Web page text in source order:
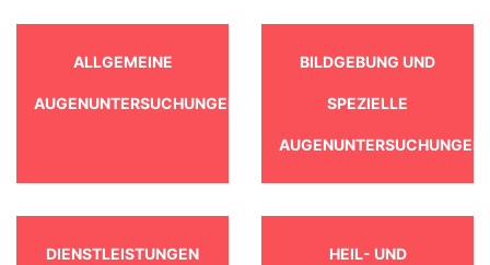
ALLGEMEINE
AUGENUNTERSUCHUNGEN
BILDGEBUNG UND
SPEZIELLE
AUGENUNTERSUCHUNGEN
DIENSTLEISTUNGEN HEIL- UND